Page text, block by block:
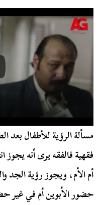
مسألة الرؤية للأطفال بعد
فقهية فالفقه يرى أنه يجوز
أم الأم، ويجوز رؤية
حضور الأبوين أم في